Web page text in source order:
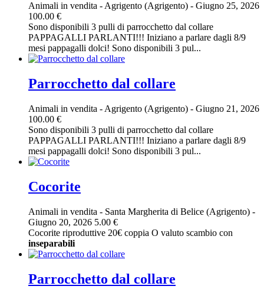
Animali in vendita - Agrigento (Agrigento) - Giugno 25, 2026
100.00 €
Sono disponibili 3 pulli di parrocchetto dal collare
PAPPAGALLI PARLANTI!!! Iniziano a parlare dagli 8/9
mesi pappagalli dolci! Sono disponibili 3 pul...
Parrocchetto dal collare
Animali in vendita - Agrigento (Agrigento) - Giugno 21, 2026
100.00 €
Sono disponibili 3 pulli di parrocchetto dal collare
PAPPAGALLI PARLANTI!!! Iniziano a parlare dagli 8/9
mesi pappagalli dolci! Sono disponibili 3 pul...
Cocorite
Animali in vendita - Santa Margherita di Belice (Agrigento) -
Giugno 20, 2026 5.00 €
Cocorite riproduttive 20€ coppia O valuto scambio con
inseparabili
Parrocchetto dal collare